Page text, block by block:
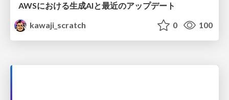
AWSにおける生成AIと最近のアップデート
kawaji_scratch
0 100